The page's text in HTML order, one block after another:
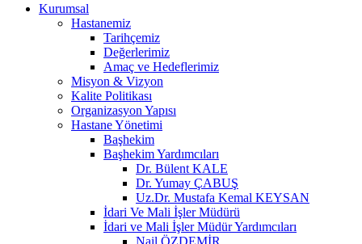
Kurumsal
Hastanemiz
Tarihçemiz
Değerlerimiz
Amaç ve Hedeflerimiz
Misyon & Vizyon
Kalite Politikası
Organizasyon Yapısı
Hastane Yönetimi
Başhekim
Başhekim Yardımcıları
Dr. Bülent KALE
Dr. Yumay ÇABUŞ
Uz.Dr. Mustafa Kemal KEYSAN
İdari Ve Mali İşler Müdürü
İdari ve Mali İşler Müdür Yardımcıları
Nail ÖZDEMİR